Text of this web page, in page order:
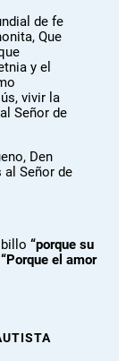
de fe
Que
y el
vivir la
Señor de
Den
al Señor de
“porque su
“Porque el amor